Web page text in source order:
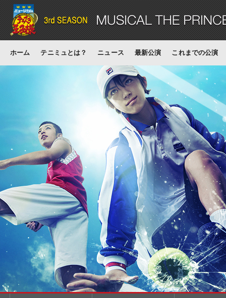
ホーム テニミュとは？ ニュース 最新公演 これまでの公演